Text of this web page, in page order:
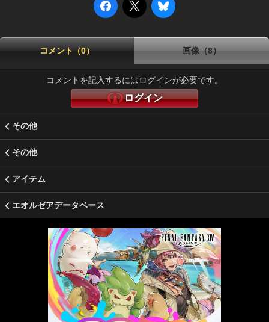
コメント（0） 画像（8）
コメントを記入するにはログインが必要です。
ログイン
その他
その他
アイテム
エオルゼアデータベース